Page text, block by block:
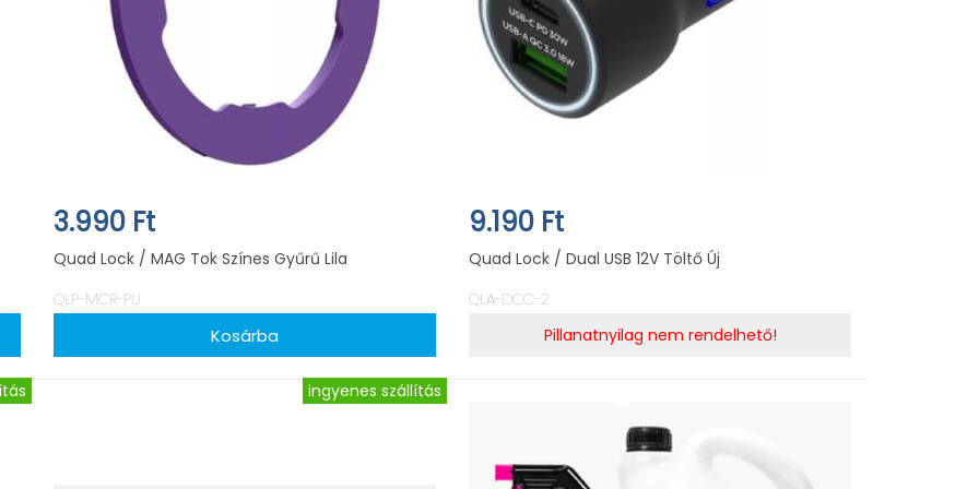
3.990 Ft
Quad Lock / MAG Tok Színes Gyűrű Lila
QLP-MCR-PU
9.190 Ft
Quad Lock / Dual USB 12V Töltő Új
QLA-DCC-2
Pillanatnyilag nem rendelhető!
ingyenes szállítás